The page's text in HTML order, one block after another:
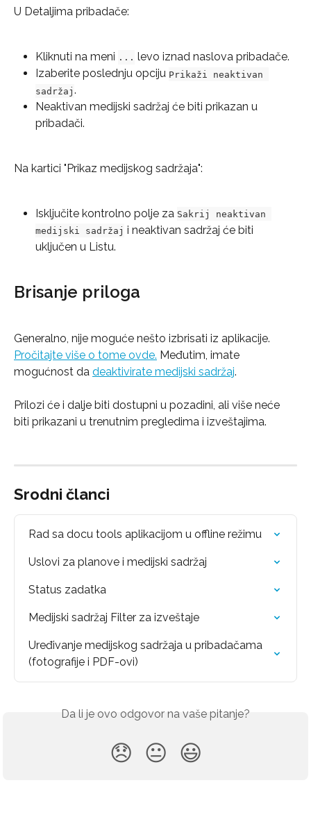
U Detaljima pribadače:
Kliknuti na meni ... levo iznad naslova pribadače.
Izaberite poslednju opciju Prikaži neaktivan
sadržaj .
Neaktivan medijski sadržaj će biti prikazan u
pribadači.
Na kartici "Prikaz medijskog sadržaja":
Isključite kontrolno polje za Sakrij neaktivan
medijski sadržaj i neaktivan sadržaj će biti
uključen u Listu.
Brisanje priloga
Generalno, nije moguće nešto izbrisati iz aplikacije.
Pročitajte više o tome ovde. Međutim, imate
mogućnost da deaktivirate medijski sadržaj.
Prilozi će i dalje biti dostupni u pozadini, ali više neće
biti prikazani u trenutnim pregledima i izveštajima.
Srodni članci
Rad sa docu tools aplikacijom u offline režimu
Uslovi za planove i medijski sadržaj
Status zadatka
Medijski sadržaj Filter za izveštaje
Uređivanje medijskog sadržaja u pribadačama
(fotografije i PDF-ovi)
Da li je ovo odgovor na vaše pitanje?
😞 😐 😃